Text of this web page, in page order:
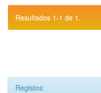
Resultados 1-1 de 1.
Registos: